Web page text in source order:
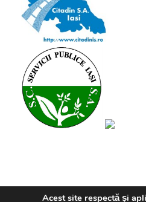
Acest site respectă și